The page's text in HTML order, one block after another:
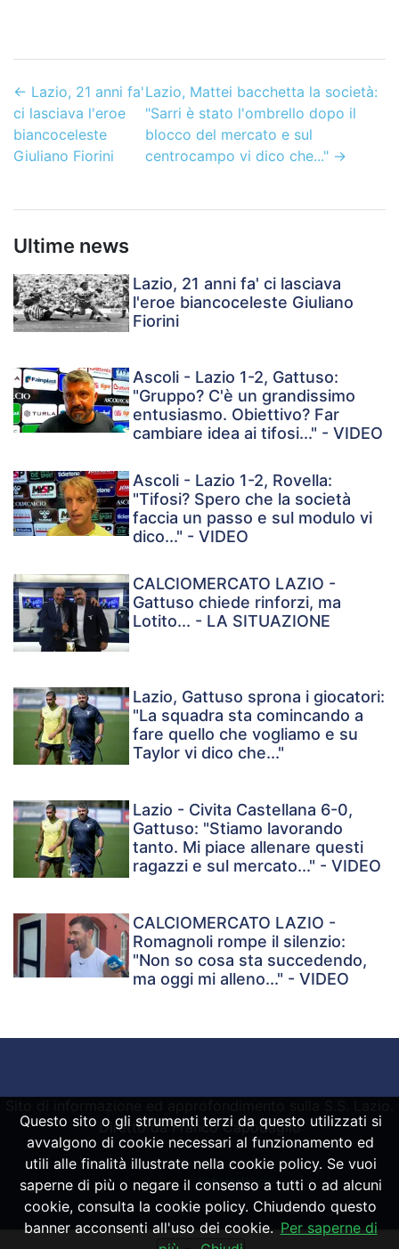
← Lazio, 21 anni fa'
ci lasciava l'eroe
biancoceleste
Giuliano Fiorini
Lazio, Mattei bacchetta la società:
"Sarri è stato l'ombrello dopo il
blocco del mercato e sul
centrocampo vi dico che..."→
Ultime news
Lazio, 21 anni fa' ci lasciava
l'eroe biancoceleste Giuliano
Fiorini
Ascoli - Lazio 1-2, Gattuso:
"Gruppo? C'è un grandissimo
entusiasmo. Obiettivo? Far
cambiare idea ai tifosi..." - VIDEO
Ascoli - Lazio 1-2, Rovella:
"Tifosi? Spero che la società
faccia un passo e sul modulo vi
dico..." - VIDEO
CALCIOMERCATO LAZIO -
Gattuso chiede rinforzi, ma
Lotito... - LA SITUAZIONE
Lazio, Gattuso sprona i giocatori:
"La squadra sta comincando a
fare quello che vogliamo e su
Taylor vi dico che..."
Lazio - Civita Castellana 6-0,
Gattuso: "Stiamo lavorando
tanto. Mi piace allenare questi
ragazzi e sul mercato..." - VIDEO
CALCIOMERCATO LAZIO -
Romagnoli rompe il silenzio:
"Non so cosa sta succedendo,
ma oggi mi alleno..." - VIDEO
Diretto da Franco Capodaglio
Powered bySpheraHouse
Questo sito o gli strumenti terzi da questo utilizzati si
avvalgono di cookie necessari al funzionamento ed
utili alle finalità illustrate nella cookie policy. Se vuoi
saperne di più o negare il consenso a tutti o ad alcuni
cookie, consulta la cookie policy. Chiudendo questo
banner acconsenti all'uso dei cookie. Per saperne di